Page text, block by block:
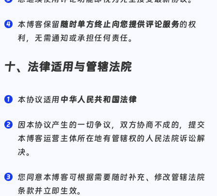
本博客保留随时单方终止向您提供评论服务的权
利，无需通知或承担任何责任。
十、法律适用与管辖法院
本协议适用 中华人民共和国法律
因本协议产生的一切争议，双方协商不成的，提交
本博客运营主体所在地有管辖权的人民法院诉讼解
决。
您同意本博客可根据需要随时补充、修改管辖法院
条款并立即生效。